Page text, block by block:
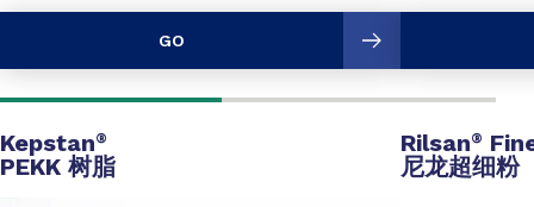
GO
Kepstan®
PEKK 树脂
Rilsan®
尼龙超细粉